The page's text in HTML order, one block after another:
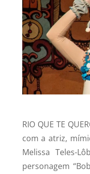
RIO QUE TE
com a atriz,
Melissa Teles-
personagem